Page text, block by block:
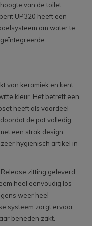
van de toilet
UP320 heeft een
om water te
van keramiek en kent
kleur. Het betreft een
heeft als voordeel
de pot volledig
een strak design
hygiënisch artikel in
zitting geleverd.
heel eenvoudig los
weer heel
systeem zorgt ervoor
beneden zakt.